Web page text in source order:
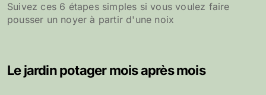
Suivez ces 6 étapes simples si vous voulez faire
pousser un noyer à partir d'une noix
Le jardin potager mois après mois